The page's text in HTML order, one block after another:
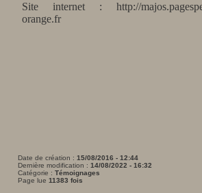
Site internet : http://
orange.fr
Date de création : 15/08/2016 - 12:44
Dernière modification : 14/08/2022 - 16:32
Catégorie : Témoignages
Page lue 11383 fois